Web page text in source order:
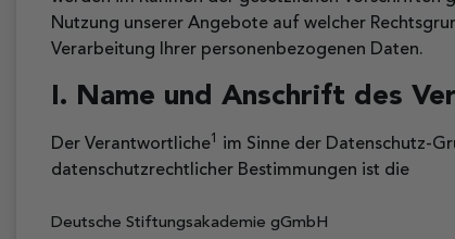
Nutzung unserer Angebote auf welcher
Verarbeitung Ihrer personenbezogenen Daten.
I. Name und Anschrift des
Der Verantwortliche1
im Sinne der Datenschutz-
datenschutzrechtlicher Bestimmungen ist die
Deutsche Stiftungsakademie gGmbH